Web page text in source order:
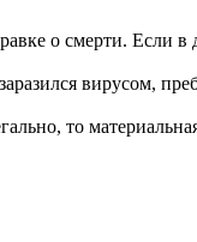
о смерти. Если в
вирусом,
то